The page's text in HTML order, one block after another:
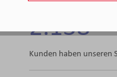
2.138
Kunden haben unseren